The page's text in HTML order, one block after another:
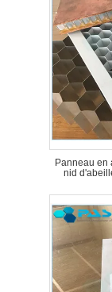
Panneau en
nid